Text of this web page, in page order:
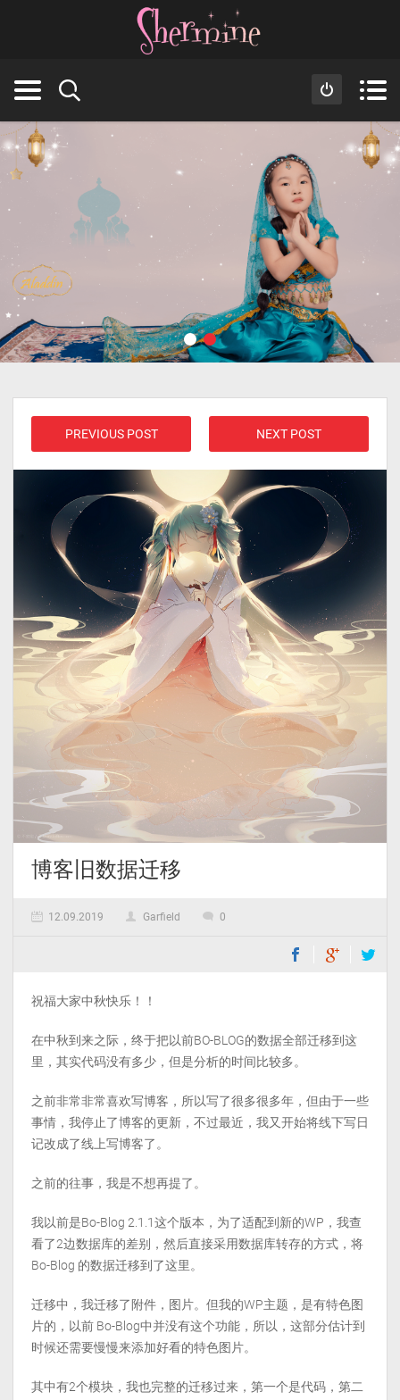
PREVIOUS POST NEXT POST
博客旧数据迁移
12.09.2019 Garfield 0
祝福大家中秋快乐！！
在中秋到来之际，终于把以前BO-BLOG的数据全部迁移到这
里，其实代码没有多少，但是分析的时间比较多。
之前非常非常喜欢写博客，所以写了很多很多年，但由于一些
事情，我停止了博客的更新，不过最近，我又开始将线下写日
记改成了线上写博客了。
之前的往事，我是不想再提了。
我以前是Bo-Blog 2.1.1这个版本，为了适配到新的WP，我查
看了2边数据库的差别，然后直接采用数据库转存的方式，将
Bo-Blog 的数据迁移到了这里。
迁移中，我迁移了附件，图片。但我的WP主题，是有特色图
片的，以前 Bo-Blog中并没有这个功能，所以，这部分估计到
时候还需要慢慢来添加好看的特色图片。
其中有2个模块，我也完整的迁移过来，第一个是代码，第二